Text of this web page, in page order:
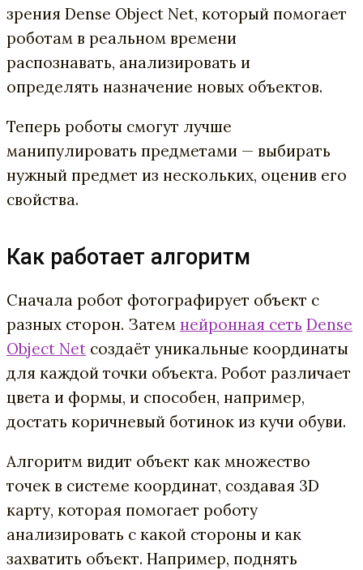
зрения Dense Object Net, который помогает
роботам в реальном времени
распознавать, анализировать и
определять назначение новых объектов.
Теперь роботы смогут лучше
манипулировать предметами — выбирать
нужный предмет из нескольких, оценив его
свойства.
Как работает алгоритм
Сначала робот фотографирует объект с
разных сторон. Затем нейронная сеть Dense
Object Net создаёт уникальные координаты
для каждой точки объекта. Робот различает
цвета и формы, и способен, например,
достать коричневый ботинок из кучи обуви.
Алгоритм видит объект как множество
точек в системе координат, создавая 3D
карту, которая помогает роботу
анализировать с какой стороны и как
захватить объект. Например, поднять